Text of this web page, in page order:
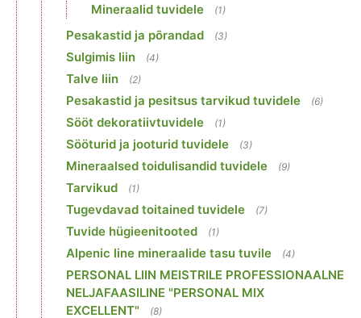
Mineraalid tuvidele (1)
Pesakastid ja põrandad (3)
Sulgimis liin (4)
Talve liin (2)
Pesakastid ja pesitsus tarvikud tuvidele (6)
Sööt dekoratiivtuvidele (1)
Sööturid ja jooturid tuvidele (3)
Mineraalsed toidulisandid tuvidele (9)
Tarvikud (1)
Tugevdavad toitained tuvidele (7)
Tuvide hügieenitooted (1)
Alpenic line mineraalide tasu tuvile (4)
PERSONAL LIIN MEISTRILE PROFESSIONAALNE
NELJAFAASILINE "PERSONAL MIX
EXCELLENT"
(8)